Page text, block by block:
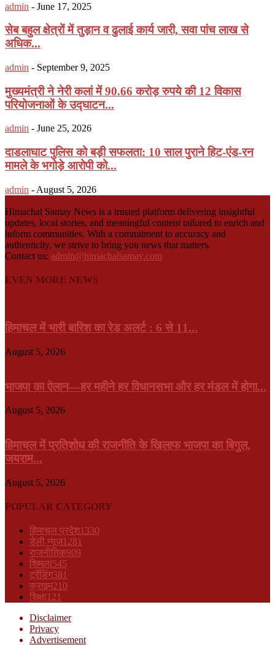
admin - June 17, 2025
सेब बहुल क्षेत्रों में तुड़ान व ढुलाई कार्य जारी, सवा पांच लाख से
अधिक...
admin - September 9, 2025
मुख्यमंत्री ने नेरी कलां में 90.66 करोड़ रुपये की 12 विकास
परियोजनाओं के उद्घाटन...
admin - June 25, 2026
दाडलाघाट पुलिस को बड़ी सफलता: 10 साल पुराने हिट-एंड-रन
मामले के भगोड़े आरोपी को...
admin - August 5, 2026
Himachal Samay News is a trusted platform delivering insightful
updates, local stories, and meaningful content tailored to enrich and
inform communities. With a commitment to accuracy and
authenticity, we strive to bring you news that matters.
Contact us: admin@himachalsamay.com
EVEN MORE NEWS
हिमाचल में भारी बारिश का रेड अलर्ट : 6 से 11...
August 5, 2026
भाजपा का ऐलान—हर महीने हर विधानसभा और हर मंडल में होगा...
August 5, 2026
हिमाचल में प्रतिशोध की राजनीति के खिलाफ भाजपा का बिगुल,
जयराम...
August 5, 2026
POPULAR CATEGORY
हिमाचल प्रदेश1330
डेली न्यूज़1281
राजनीतिक909
शिमला545
ट्रेंडिंग381
क्राइम210
शिक्षा121
Disclaimer
Privacy
Advertisement